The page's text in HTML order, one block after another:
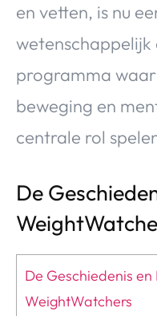
en vetten, is nu
programma
beweging en
centrale rol
De
De Geschiedenis en
WeightWatchers